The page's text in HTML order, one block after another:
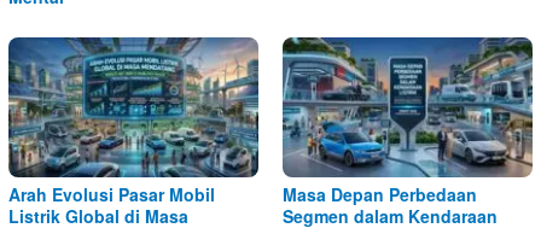
Arah Evolusi Pasar Mobil
Listrik Global di Masa
Masa Depan Perbedaan
Segmen dalam Kendaraan